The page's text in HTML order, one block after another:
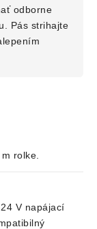
odborne
Pás strihajte
rolke.
V napájací